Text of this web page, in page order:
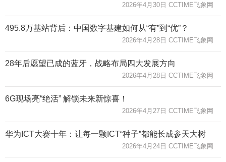
2026年4月30日 CCTIME飞象网
495.8万基站背后：中国数字基建如何从“有”到“优”？
2026年4月28日 CCTIME飞象网
28年后愿望已成的蓝牙，战略布局四大发展方向
2026年4月28日 CCTIME飞象网
6G现场亮“绝活” 解锁未来新惊喜！
2026年4月27日 CCTIME飞象网
华为ICT大赛十年：让每一颗ICT“种子”都能长成参天大树
2026年4月24日 CCTIME飞象网